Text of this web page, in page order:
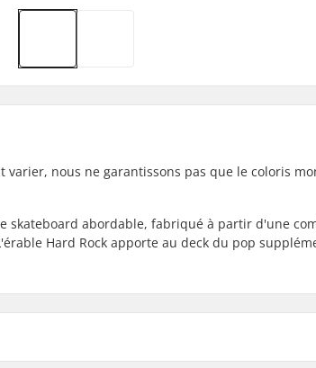
varier, nous ne garantissons pas que le coloris
skateboard abordable, fabriqué à partir d'une
Hard Rock apporte au deck du pop